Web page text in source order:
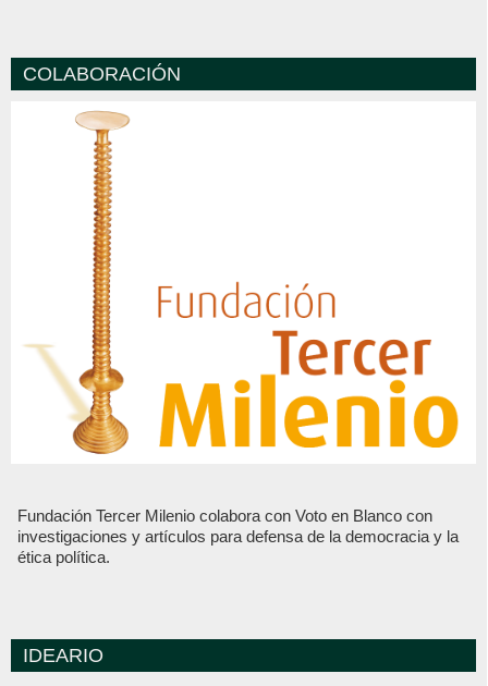
COLABORACIÓN
Fundación Tercer Milenio colabora con Voto en Blanco con
investigaciones y artículos para defensa de la democracia y la
ética política.
IDEARIO